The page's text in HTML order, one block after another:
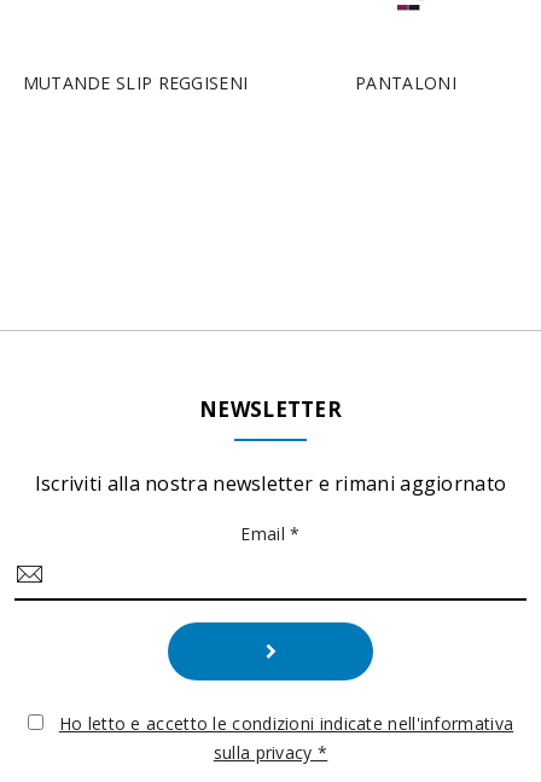
MUTANDE SLIP REGGISENI PANTALONI
NEWSLETTER
Iscriviti alla nostra newsletter e rimani aggiornato
Email *
Ho letto e accetto le condizioni indicate nell'informativa
sulla privacy *